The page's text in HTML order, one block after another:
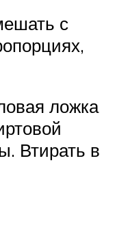
с
ложка
Втирать в